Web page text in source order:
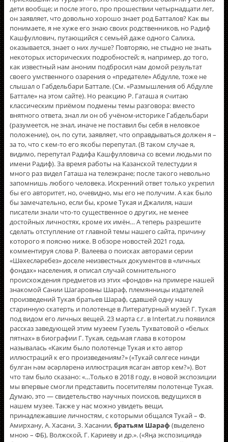
дети вообще; и после этого, про прошествии четырнадцати лет,
он заявляет, что довольно хорошо знает род Батталов? Как вы
понимаете, я не хуже его знаю своих родственников, но Радиф
Кашфуллович, путающийся с семьёй даже одного Салиха,
оказывается, знает о них лучше? Повторяю, не стыдно не знать
некоторых исторических подробностей; я, например, до того,
как известный нам аноним подбросил нам домой результат
своего умственного озарения о «предателе» Абдулле, тоже не
слышал о Габдельбари Баттале. (См. «Размышления об Абдулле
Баттале» на этом сайте). Но реакцию Р. Гаташа я считаю
классическим приëмом подмены темы разговора: вместо
внятного ответа, знал ли он об учëном-историке Габдельбари
(разумеется, не знал, иначе не поставил бы себя в неловкое
положение), он, по сути, заявляет, что оправдываться должен я –
за то, что с кем-то его якобы перепутал. (В таком случае я,
видимо, перепутал Радифа Кашфулловича со всеми людьми по
имени Радиф). За время работы на Казанской телестудии я
много раз видел Гаташа на телеэкране; после такого невольно
запомнишь любого человека. Искренний ответ только укрепил
бы его авторитет, но, очевидно, мы его не получим. А как было
бы замечательно, если бы, кроме Тукая и Джалиля, наши
писатели знали что-то существенное о других, не менее
достойных личностях, кроме их имён… А теперь разрешите
сделать отступление от главной темы нашего сайта, причину
которого я поясню ниже. В обзоре новостей 2021 года,
комментируя слова Р. Валеева о поисках авторами серии
«Шәхесләребез» доселе неизвестных документов в «личных
фондах» населения, я описал случай сомнительного
происхождения предметов из этих «фондов» на примере нашей
знакомой Сании Шагаровны Шараф, племянницы издателей
произведений Тукая братьев Шараф, сдавшей одну нашу
старинную скатерть и полотенце в Литературный музей Г. Тукая
под видом его личных вещей. 23 марта с.г. в Intertat.ru появился
рассказ заведующей этим музеем Гузель Тухватовой о «белых
пятнах» в биографии Г. Тукая, седьмая глава в котором
называлась «Каким было полотенце Тукая и кто автор
иллюстраций к его произведениям?» («Тукай сөлгесе нинди
булган һәм әсәрләренә иллюстрация ясаган автор кем?»). Вот
что там было сказано: «…Только в 2018 году, в новой экспозиции
мы впервые смогли представить посетителям полотенце Тукая.
Думаю, это — свидетельство научных поисков, ведущихся в
нашем музее. Также у нас можно увидеть вещи,
принадлежавшие личностям, с которыми общался Тукай – Ф.
Амирхану, А. Хасани, З. Хасании,братьям Шараф (выделено
мною – ФБ), Волжской, Г. Кариеву и др.». («Яңа экспозициядә